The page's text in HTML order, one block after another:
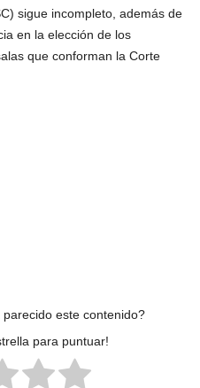
sigue incompleto, además de
en la elección de los
que conforman la Corte
este contenido?
para puntuar!